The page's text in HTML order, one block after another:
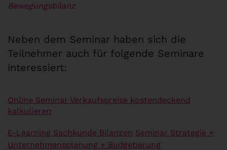
Bewegungsbilanz
Neben dem Seminar haben sich die
Teilnehmer auch für folgende Seminare
interessiert:
Online Seminar Verkaufspreise kostendeckend
kalkulieren
E-Learning Sachkunde Bilanzen Seminar Strategie +
Unternehmensplanung + Budgetierung